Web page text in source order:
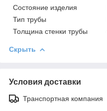
Состояние изделия
Тип трубы
Толщина стенки трубы
Скрыть
Условия доставки
Транспортная компания